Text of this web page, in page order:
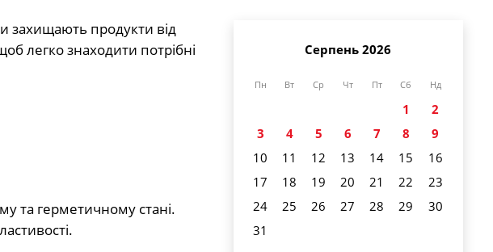
захищають продукти від
легко знаходити потрібні
та герметичному стані.
Серпень 2026
Пн Вт Ср Чт Пт Сб Нд
1
2
3
4 5 6 7 8
9
10
11 12 13 14 15
16
17
18 19 20 21 22
23
24
25 26 27 28 29
30
31